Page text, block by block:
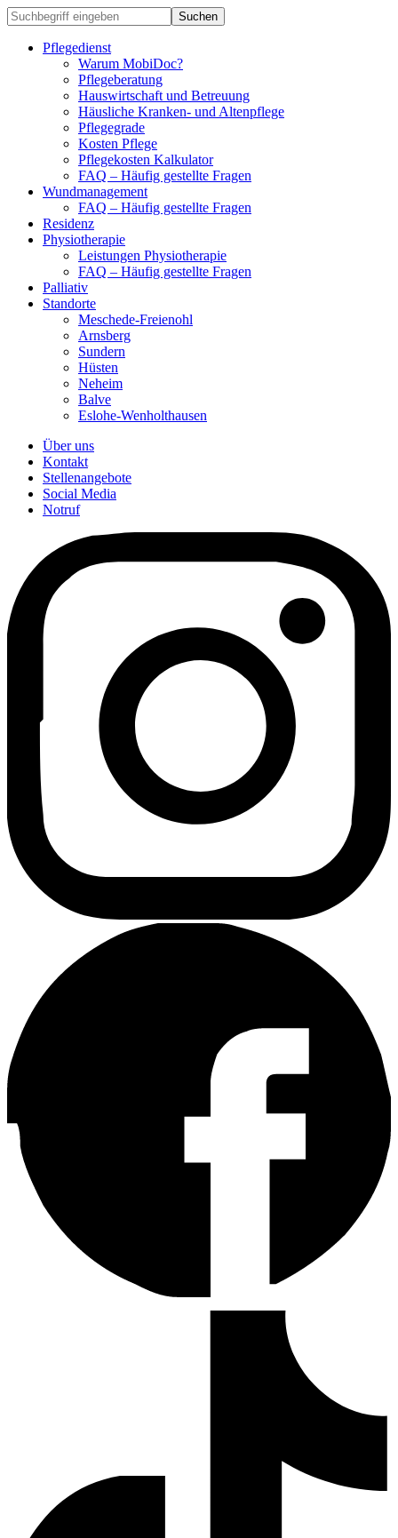
Pflegedienst
Warum MobiDoc?
Pflegeberatung
Hauswirtschaft und Betreuung
Häusliche Kranken- und Altenpflege
Pflegegrade
Kosten Pflege
Pflegekosten Kalkulator
FAQ – Häufig gestellte Fragen
Wundmanagement
FAQ – Häufig gestellte Fragen
Residenz
Physiotherapie
Leistungen Physiotherapie
FAQ – Häufig gestellte Fragen
Palliativ
Standorte
Meschede-Freienohl
Arnsberg
Sundern
Hüsten
Neheim
Balve
Eslohe-Wenholthausen
Über uns
Kontakt
Stellenangebote
Social Media
Notruf